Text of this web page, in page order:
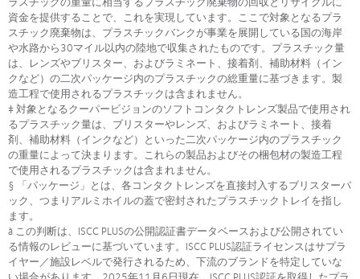
資金を提供することで、これを実現しています。ここで対象となるプラ
スチック廃棄物は、プラスチックバンクが事業を展開している国の海岸
や水路から30マイル以内の陸地で収集されたものです。プラスチック量
は、レンズやブリスター、およびラミネート、接着剤、補助材料（イン
クなど）の二次パッケージ内のプラスチックの総重量に基づきます。製
造工程で使用されるプラスチックは含まれません。
‡ 対象となるクーパービジョンのソフトコンタクトレンズ製品で使用され
るプラスチック量は、ブリスターやレンズ、およびラミネート、接着
剤、補助材料（インクなど）といった二次パッケージ内のプラスチック
の重量によって決まります。これらの製品およびその梱包材の製造工程
で使用されるプラスチックは含まれません。
§ 「パッケージ」とは、各コンタクトレンズを直接封入するブリスターパ
ック、つまりアルミホイルの蓋で密封されたプラスチックトレイを指し
ます。
à この判断は、ISCC PLUSの公開認証書データベースおよび公開されてい
る情報のレビューに基づいています。ISCC PLUS認証ライセンスはサプラ
イヤー／施設レベルで発行されるため、下流のブランドを特定していな